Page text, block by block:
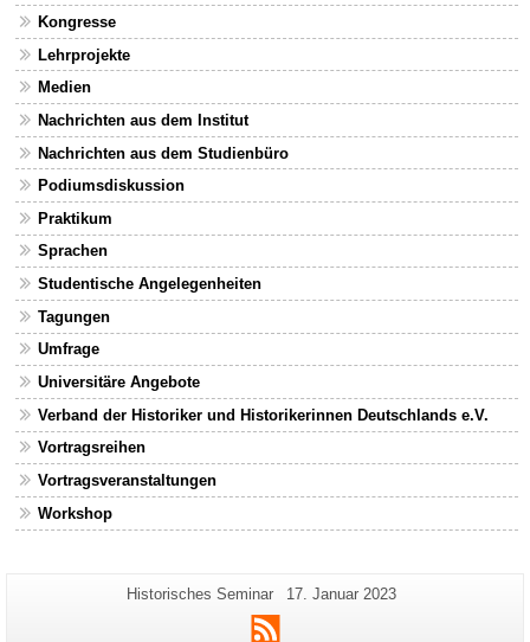
Kongresse
Lehrprojekte
Medien
Nachrichten aus dem Institut
Nachrichten aus dem Studienbüro
Podiumsdiskussion
Praktikum
Sprachen
Studentische Angelegenheiten
Tagungen
Umfrage
Universitäre Angebote
Verband der Historiker und Historikerinnen Deutschlands e.V.
Vortragsreihen
Vortragsveranstaltungen
Workshop
Zusätzliche
Informationen
Seiten-
Historisches Seminar
Letzte
17. Januar 2023
RSS